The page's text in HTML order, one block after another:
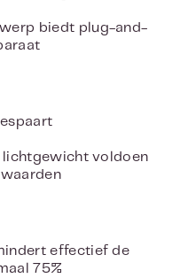
biedt plug-and-
voldoen
effectief de
75%